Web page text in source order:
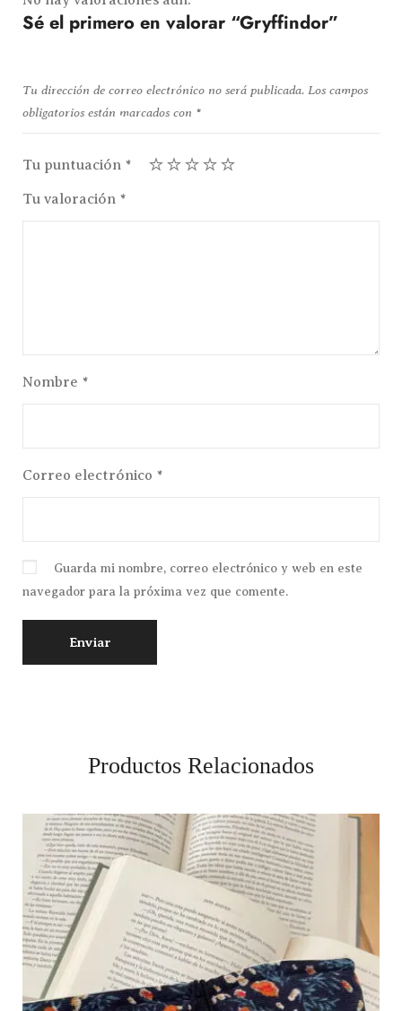
Sé el primero en valorar “Gryffindor”
Tu dirección de correo electrónico no será publicada. Los campos
obligatorios están marcados con *
Tu puntuación *
Tu valoración *
Nombre *
Correo electrónico *
Guarda mi nombre, correo electrónico y web en este
navegador para la próxima vez que comente.
Productos Relacionados